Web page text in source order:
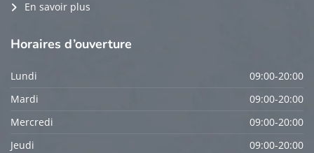
En savoir plus
Horaires d’ouverture
Lundi
09:00-20:00
Mardi
09:00-20:00
Mercredi
09:00-20:00
Jeudi
09:00-20:00